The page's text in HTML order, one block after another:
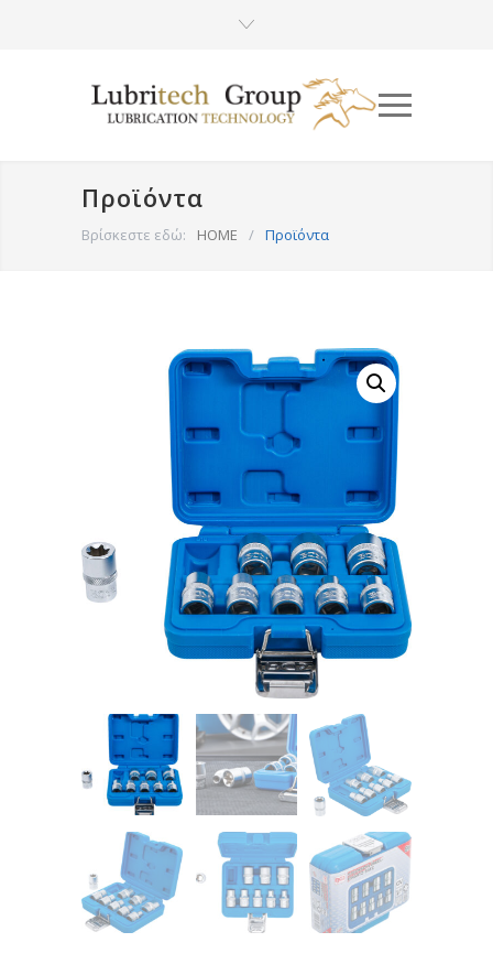
Προϊόντα
Βρίσκεστε εδώ: HOME / Προϊόντα